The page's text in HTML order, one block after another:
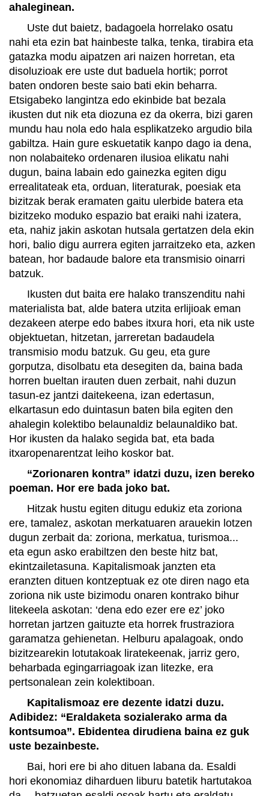
ahaleginean.
Uste dut baietz, badagoela horrelako osatu
nahi eta ezin bat hainbeste talka, tenka, tirabira eta
gatazka modu aipatzen ari naizen horretan, eta
disoluzioak ere uste dut baduela hortik; porrot
baten ondoren beste saio bati ekin beharra.
Etsigabeko langintza edo ekinbide bat bezala
ikusten dut nik eta diozuna ez da okerra, bizi garen
mundu hau nola edo hala esplikatzeko argudio bila
gabiltza. Hain gure eskuetatik kanpo dago ia dena,
non nolabaiteko ordenaren ilusioa elikatu nahi
dugun, baina labain edo gainezka egiten digu
errealitateak eta, orduan, literaturak, poesiak eta
bizitzak berak eramaten gaitu ulerbide batera eta
bizitzeko moduko espazio bat eraiki nahi izatera,
eta, nahiz jakin askotan hutsala gertatzen dela ekin
hori, balio digu aurrera egiten jarraitzeko eta, azken
batean, hor badaude balore eta transmisio oinarri
batzuk.
Ikusten dut baita ere halako transzenditu nahi
materialista bat, alde batera utzita erlijioak eman
dezakeen aterpe edo babes itxura hori, eta nik uste
objektuetan, hitzetan, jarreretan badaudela
transmisio modu batzuk. Gu geu, eta gure
gorputza, disolbatu eta desegiten da, baina bada
horren bueltan irauten duen zerbait, nahi duzun
tasun-ez jantzi daitekeena, izan edertasun,
elkartasun edo duintasun baten bila egiten den
ahalegin kolektibo belaunaldiz belaunaldiko bat.
Hor ikusten da halako segida bat, eta bada
itxaropenarentzat leiho koskor bat.
“Zorionaren kontra” idatzi duzu, izen bereko
poeman. Hor ere bada joko bat.
Hitzak hustu egiten ditugu edukiz eta zoriona
ere, tamalez, askotan merkatuaren arauekin lotzen
dugun zerbait da: zoriona, merkatua, turismoa...
eta egun asko erabiltzen den beste hitz bat,
ekintzailetasuna. Kapitalismoak janzten eta
eranzten dituen kontzeptuak ez ote diren nago eta
zoriona nik uste bizimodu onaren kontrako bihur
litekeela askotan: ‘dena edo ezer ere ez’ joko
horretan jartzen gaituzte eta horrek frustraziora
garamatza gehienetan. Helburu apalagoak, ondo
bizitzearekin lotutakoak liratekeenak, jarriz gero,
beharbada egingarriagoak izan litezke, era
pertsonalean zein kolektiboan.
Kapitalismoaz ere dezente idatzi duzu.
Adibidez: “Eraldaketa sozialerako arma da
kontsumoa”. Ebidentea dirudiena baina ez guk
uste bezainbeste.
Bai, hori ere bi aho dituen labana da. Esaldi
hori ekonomiaz diharduen liburu batetik hartutakoa